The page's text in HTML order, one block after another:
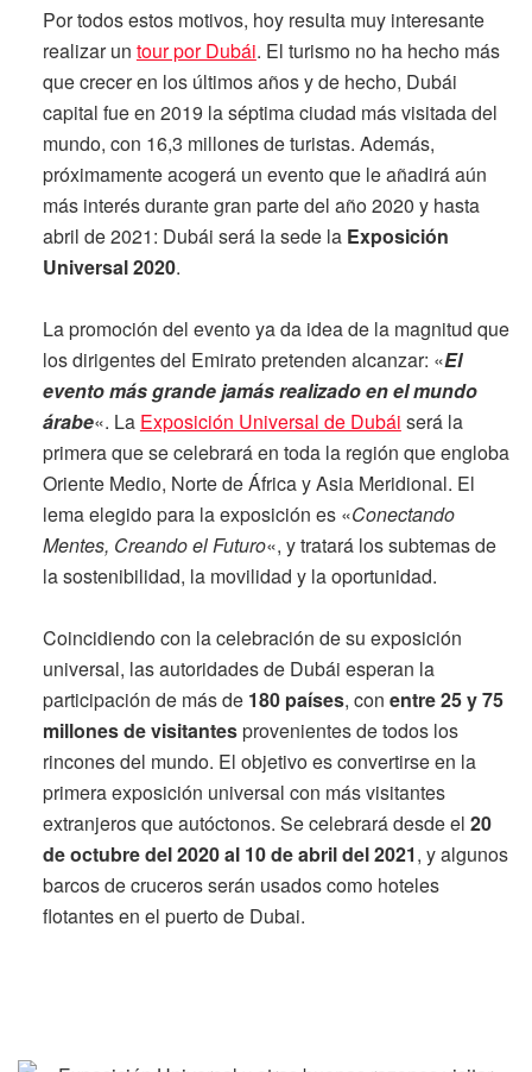
Por todos estos motivos, hoy resulta muy interesante
realizar un tour por Dubái. El turismo no ha hecho más
que crecer en los últimos años y de hecho, Dubái
capital fue en 2019 la séptima ciudad más visitada del
mundo, con 16,3 millones de turistas. Además,
próximamente acogerá un evento que le añadirá aún
más interés durante gran parte del año 2020 y hasta
abril de 2021: Dubái será la sede la Exposición
Universal 2020.
La promoción del evento ya da idea de la magnitud que
los dirigentes del Emirato pretenden alcanzar: «El
evento más grande jamás realizado en el mundo
árabe«. La Exposición Universal de Dubái será la
primera que se celebrará en toda la región que engloba
Oriente Medio, Norte de África y Asia Meridional. El
lema elegido para la exposición es «Conectando
Mentes, Creando el Futuro«, y tratará los subtemas de
la sostenibilidad, la movilidad y la oportunidad.
Coincidiendo con la celebración de su exposición
universal, las autoridades de Dubái esperan la
participación de más de 180 países, con entre 25 y 75
millones de visitantesprovenientes de todos los
rincones del mundo. El objetivo es convertirse en la
primera exposición universal con más visitantes
extranjeros que autóctonos. Se celebrará desde el 20
de octubre del 2020 al 10 de abril del 2021, y algunos
barcos de cruceros serán usados como hoteles
flotantes en el puerto de Dubai.